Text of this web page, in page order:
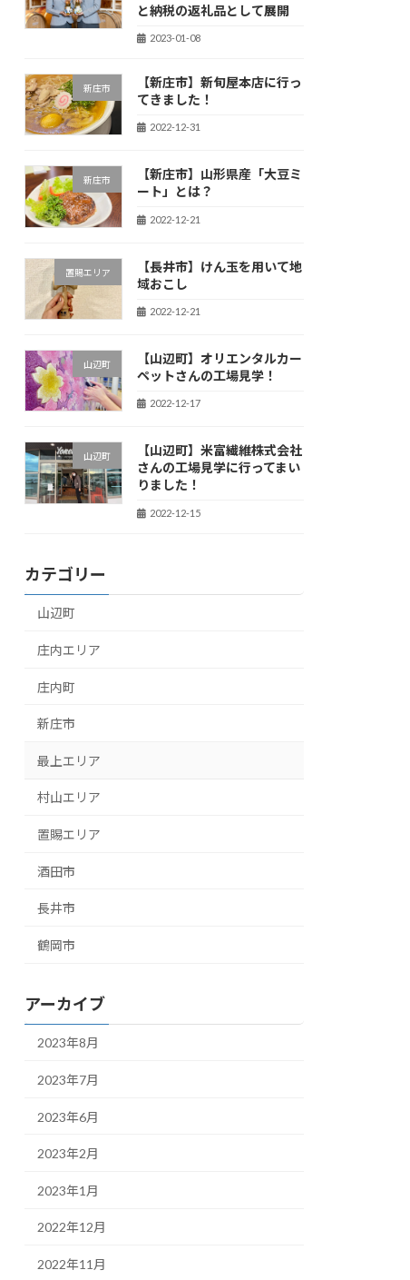
と納税の返礼品として展開
2023-01-08
新庄市
【新庄市】新旬屋本店に行っ
てきました！
2022-12-31
新庄市
【新庄市】山形県産「大豆ミ
ート」とは？
2022-12-21
置賜エリア
【長井市】けん玉を用いて地
域おこし
2022-12-21
山辺町
【山辺町】オリエンタルカー
ペットさんの工場見学！
2022-12-17
山辺町
【山辺町】米富繊維株式会社
さんの工場見学に行ってまい
りました！
2022-12-15
カテゴリー
山辺町
庄内エリア
庄内町
新庄市
最上エリア
村山エリア
置賜エリア
酒田市
長井市
鶴岡市
アーカイブ
2023年8月
2023年7月
2023年6月
2023年2月
2023年1月
2022年12月
2022年11月